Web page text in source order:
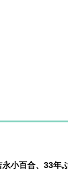
永小百合、33年